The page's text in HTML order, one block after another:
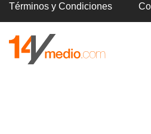
Términos y Condiciones